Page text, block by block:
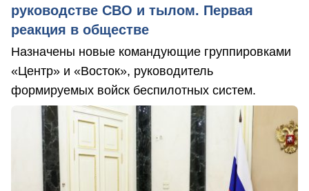
руководстве СВО и тылом. Первая
реакция в обществе
Назначены новые командующие группировками
«Центр» и «Восток», руководитель
формируемых войск беспилотных систем.